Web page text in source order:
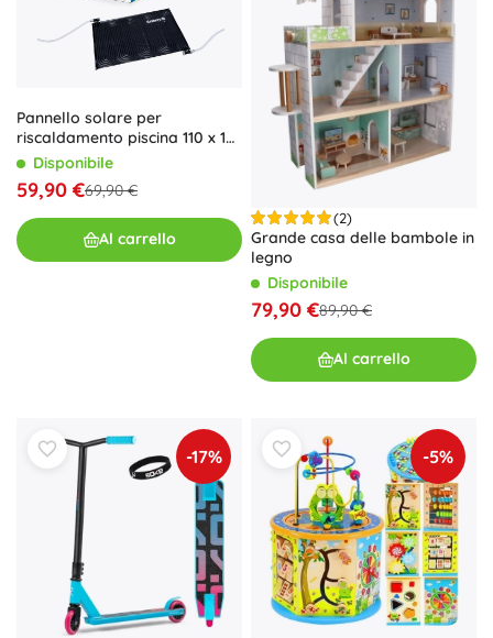
Pannello solare per
riscaldamento piscina 110 x 171
cm Bestway
Disponibile
59,90 €69,90 €
Al carrello
(2)
Grande casa delle bambole in
legno
Disponibile
79,90 €89,90 €
Al carrello
-17% -5%